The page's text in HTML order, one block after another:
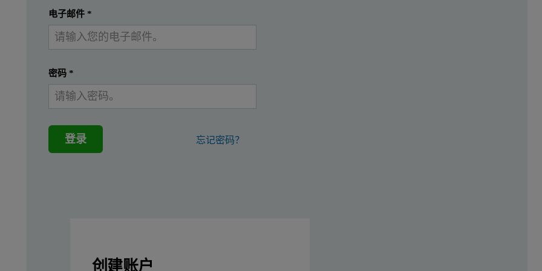
电子邮件 *
密码 *
登录 忘记密码？
创建账户